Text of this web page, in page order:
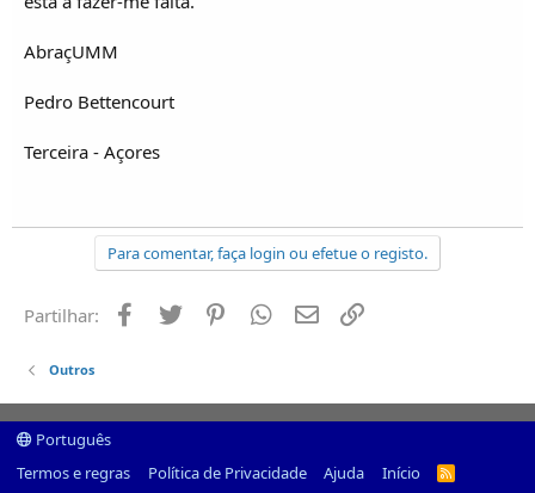
AbraçUMM
Pedro Bettencourt
Terceira - Açores
Para comentar, faça login ou efetue o registo.
Partilhar: Facebook
Twitter PinterestWhatsapp
Email
Outros
Português
Termos e regras
Política de Privacidade Ajuda Início
R